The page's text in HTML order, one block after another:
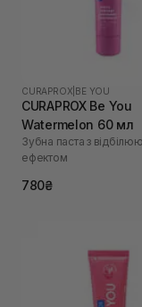
CURAPROX BE YOU
CURAPROX Be You
Watermelon 60 мл
Зубна паста з
ефектом
780₴